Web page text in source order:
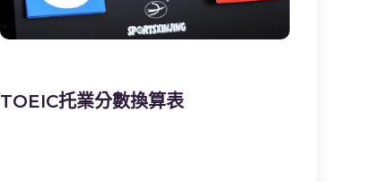
TOEIC托業分數換算表